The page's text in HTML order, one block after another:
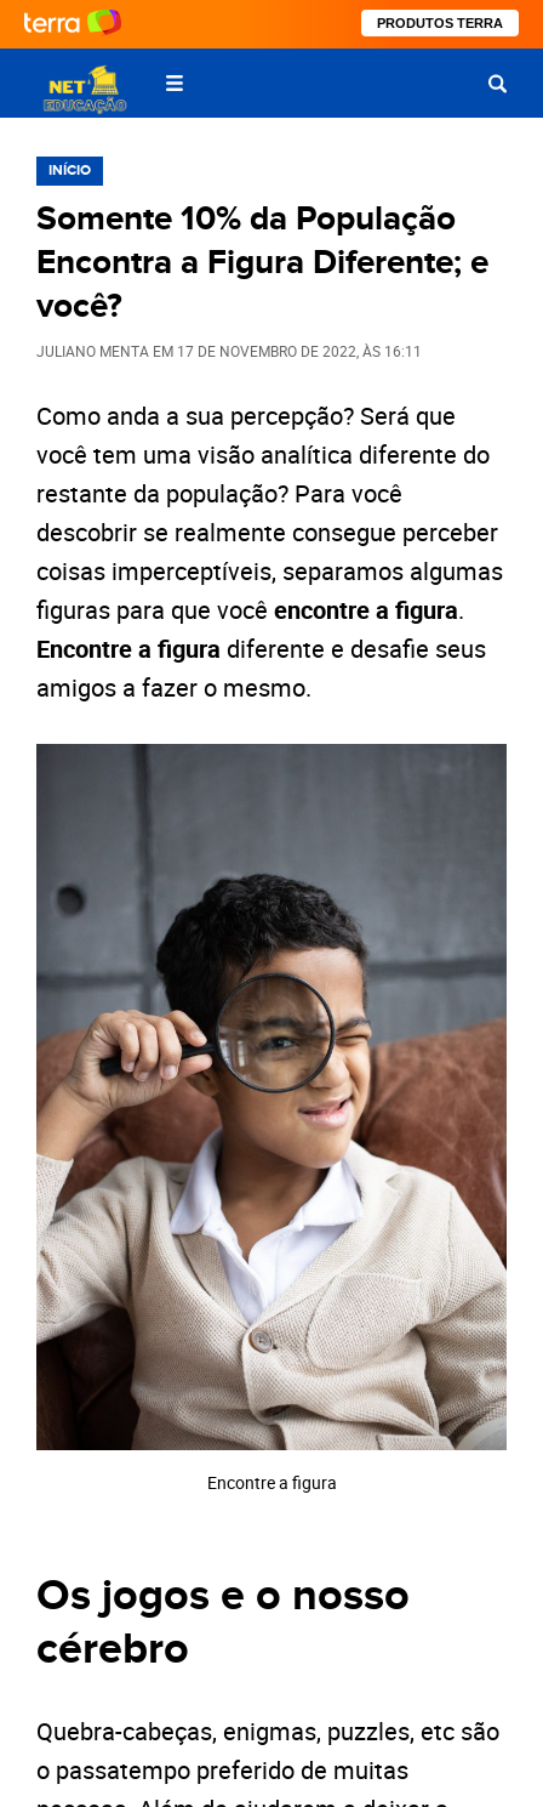
PRODUTOS TERRA
INÍCIO
Somente 10% da População
Encontra a Figura Diferente; e
você?
JULIANO MENTA EM 17 DE NOVEMBRO DE 2022 , ÀS 16:11
Como anda a sua percepção? Será que
você tem uma visão analítica diferente do
restante da população? Para você
descobrir se realmente consegue perceber
coisas imperceptíveis, separamos algumas
figuras para que você encontre a figura.
Encontre a figura diferente e desafie seus
amigos a fazer o mesmo.
Encontre a figura
Os jogos e o nosso
cérebro
Quebra-cabeças, enigmas, puzzles, etc são
o passatempo preferido de muitas